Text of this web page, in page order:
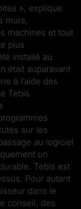
», explique
murs,
machines et tout
plus
installé au
était auparavant
à l’aide des
Tebis
sur les
au logiciel
un
Tebis est
Pour autant
dans le
conseil, des